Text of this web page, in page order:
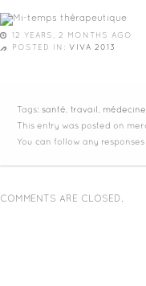
12 YEARS, 2 MONTHS AGO
POSTED IN: VIVA 2013
Tags: santé travail
médecine
This entry was posted on
You can follow any
COMMENTS ARE CLOSED.